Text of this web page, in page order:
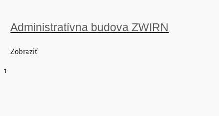
Administratívna budova ZWIRN
Zobraziť
1